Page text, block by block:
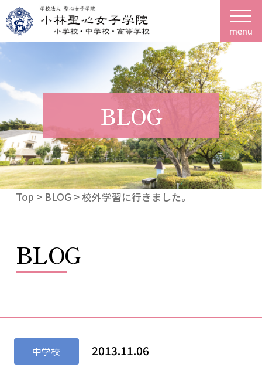
menu
BLOG
Top > BLOG > 校外学習に行きました。
BLOG
中学校 2013.11.06